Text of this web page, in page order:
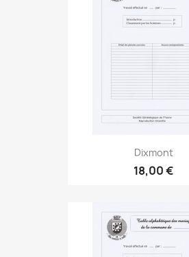
Dixmont
18,00 €